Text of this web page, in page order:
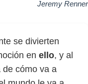
Jeremy Renner
se divierten
en ello, y al
cómo va a